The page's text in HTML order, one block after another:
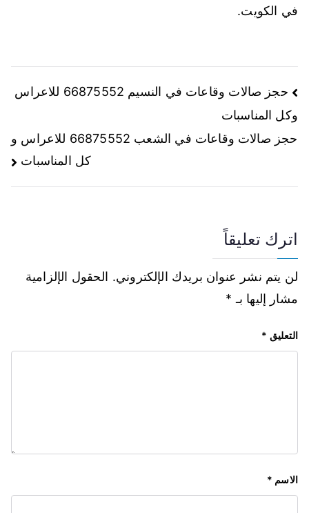
في الكويت.
حجز صالات وقاعات في النسيم 66875552 للاعراس
وكل المناسبات
حجز صالات وقاعات في الشعب 66875552 للاعراس و
كل المناسبات
اترك تعليقاً
لن يتم نشر عنوان بريدك الإلكتروني. الحقول الإلزامية
مشار إليها بـ *
التعليق *
الاسم *